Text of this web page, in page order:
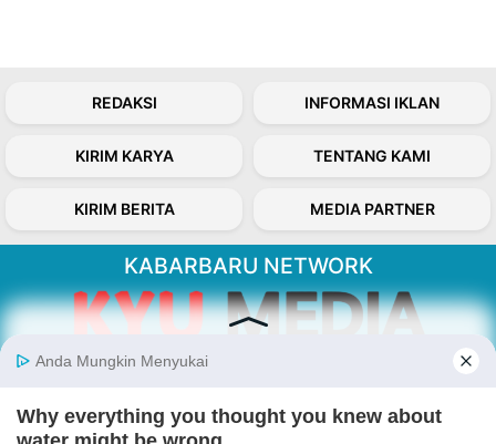
REDAKSI INFORMASI IKLAN
KIRIM KARYA TENTANG KAMI
KIRIM BERITA MEDIA PARTNER
KABARBARU NETWORK
Kabarbaru.co menyajikan berita aktual dan